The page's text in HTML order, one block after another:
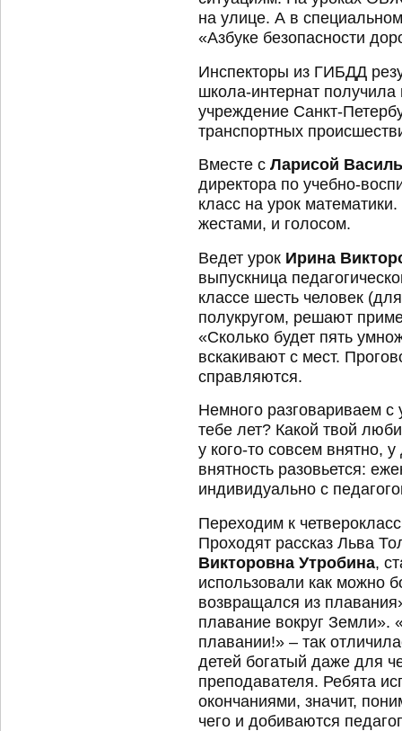
на улице. А в
«Азбуке безопасности
Инспекторы из ГИБДД
школа-интернат
учреждение Санкт-
транспортных
Вместе с Ларисой
директора по учебно-
класс на урок
жестами, и голосом.
Ведет урок Ирина
выпускница
классе шесть человек
полукругом, решают
«Сколько будет пять
вскакивают с мест.
справляются.
Немного разговариваем с
тебе лет? Какой твой
у кого-то совсем внятно,
внятность разовьется:
индивидуально с
Переходим к
Проходят рассказ Льва
Викторовна Утробина,
использовали как можно
возвращался из
плавание вокруг Земли».
плавании!» – так
детей богатый даже для
преподавателя. Ребята
окончаниями, значит,
чего и добиваются